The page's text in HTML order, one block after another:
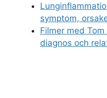
symptom,
Filmer med
diagnos och